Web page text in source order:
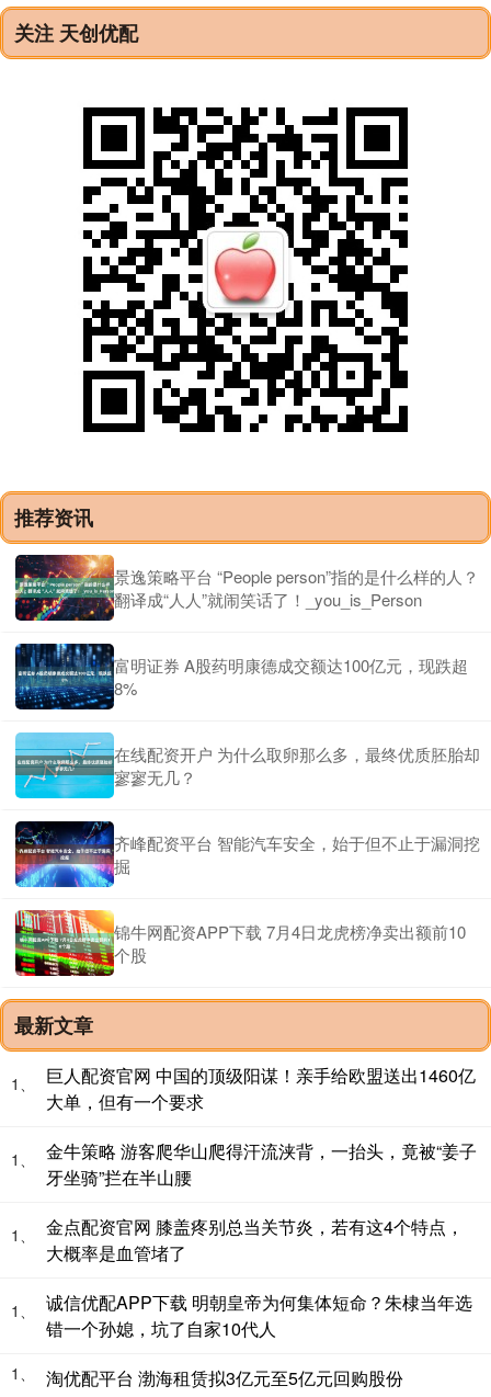
关注 天创优配
推荐资讯
景逸策略平台 “People person”指的是什么样的人？
翻译成“人人”就闹笑话了！_you_is_Person
富明证券 A股药明康德成交额达100亿元，现跌超
8%
在线配资开户 为什么取卵那么多，最终优质胚胎却
寥寥无几？
齐峰配资平台 智能汽车安全，始于但不止于漏洞挖
掘
锦牛网配资APP下载 7月4日龙虎榜净卖出额前10
个股
最新文章
1、
巨人配资官网 中国的顶级阳谋！亲手给欧盟送出1460亿
大单，但有一个要求
1、
金牛策略 游客爬华山爬得汗流浃背，一抬头，竟被“姜子
牙坐骑”拦在半山腰
1、
金点配资官网 膝盖疼别总当关节炎，若有这4个特点，
大概率是血管堵了
1、
诚信优配APP下载 明朝皇帝为何集体短命？朱棣当年选
错一个孙媳，坑了自家10代人
1、 淘优配平台 渤海租赁拟3亿元至5亿元回购股份